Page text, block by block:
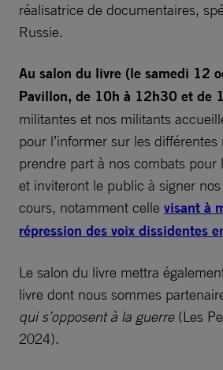
réalisatrice de documentaires,
Russie.
Au salon du livre (le samedi 12
Pavillon, de 10h à 12h30 et de
militantes et nos militants
pour l’informer sur les différentes
prendre part à nos combats pour
et inviteront le public à signer
cours, notamment celle visant à
répression des voix dissidentes
Le salon du livre mettra
livre dont nous sommes
qui s’opposent à la guerre(Les
2024).